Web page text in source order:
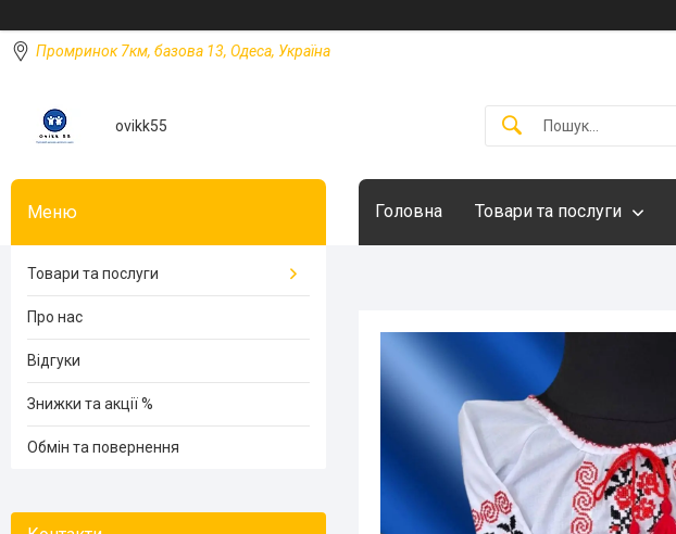
Промринок 7км, базова 13, Одеса, Україна
ovikk55
Головна Товари та послуги
Товари та послуги
Про нас
Відгуки
Знижки та акції %
Обмін та повернення